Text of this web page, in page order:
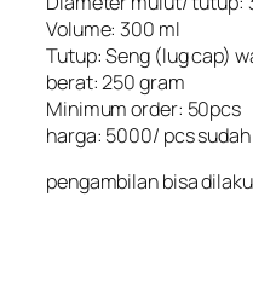
Volume: 300 ml
Tutup: Seng (lug cap)
berat: 250 gram
Minimum order: 50pcs
harga: 5000/ pcs
pengambilan bisa